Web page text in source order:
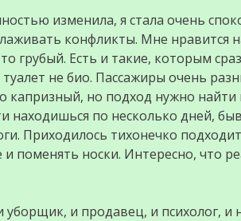
изменила, я стала очень
конфликты. Мне
грубый. Есть и такие, которым
не био. Пассажиры очень
капризный, но подход нужно найти
находишься по несколько дней,
Приходилось тихонечко
поменять носки. Интересно, что
уборщик, и продавец, и психолог, и